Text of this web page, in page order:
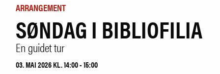
NOENG
ARRANGEMENT
SØNDAG I BIBLIOFILIA
En guidet tur
03. MAI 2026 KL. 14:00 - 15:00